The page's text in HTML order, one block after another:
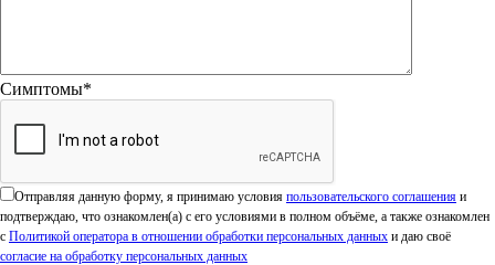
Симптомы*
Отправляя данную форму, я принимаю условия пользовательского соглашения и
подтверждаю, что ознакомлен(а) с его условиями в полном объёме, а также ознакомлен
с Политикой оператора в отношении обработки персональных данных и даю своё
согласие на обработку персональных данных